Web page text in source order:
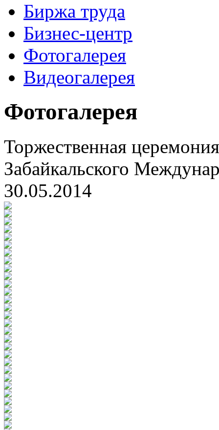
Биржа труда
Бизнес-центр
Фотогалерея
Видеогалерея
Фотогалерея
Торжественная
Забайкальского
30.05.2014